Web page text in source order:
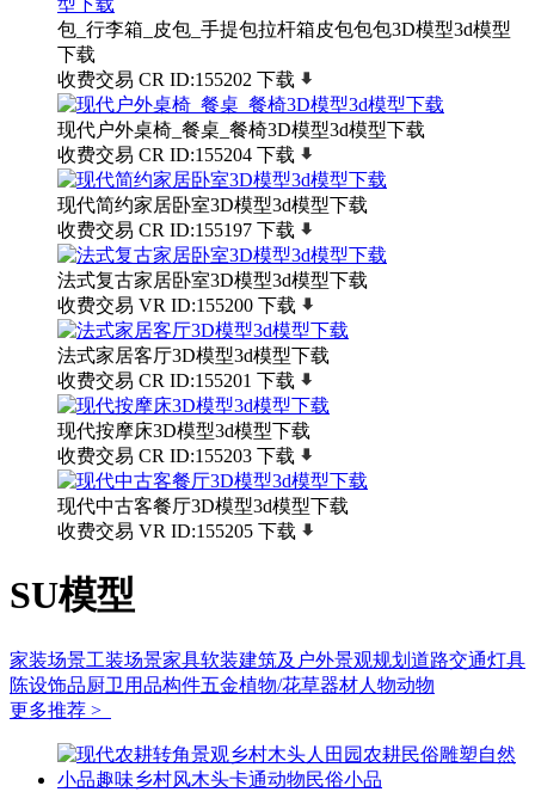
包_行李箱_皮包_手提包拉杆箱皮包包包3D模型3d模型
下载
收费交易 CR ID:155202 下载
现代户外桌椅_餐桌_餐椅3D模型3d模型下载
收费交易 CR ID:155204 下载
现代简约家居卧室3D模型3d模型下载
收费交易 CR ID:155197 下载
法式复古家居卧室3D模型3d模型下载
收费交易 VR ID:155200 下载
法式家居客厅3D模型3d模型下载
收费交易 CR ID:155201 下载
现代按摩床3D模型3d模型下载
收费交易 CR ID:155203 下载
现代中古客餐厅3D模型3d模型下载
收费交易 VR ID:155205 下载
SU模型
家装场景工装场景家具软装建筑及户外景观规划 道路交通灯具
陈设饰品厨卫用品构件五金植物/花草器材人物动物
更多推荐 >